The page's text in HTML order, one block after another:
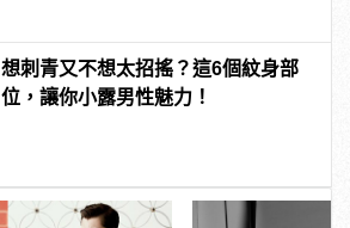
想刺青又不想太招搖？這6個紋身部
位，讓你小露男性魅力！